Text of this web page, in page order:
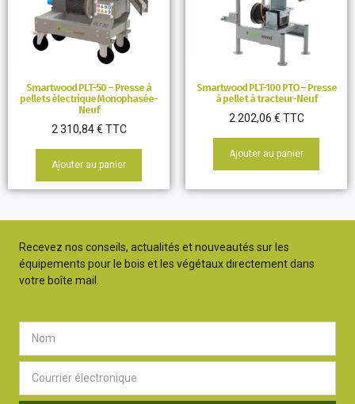
Smartwood PLT-50 – Presse à
pellets électrique Monophasée-
Neuf
2 310,84€ TTC
Ajouter au panier
Smartwood PLT-100 PTO – Presse
à pellet à tracteur-Neuf
2 202,06 € TTC
Ajouter au panier
Recevez nos conseils, actualités et nouveautés sur les
équipements pour le bois et les végétaux directement dans
votre boîte mail.